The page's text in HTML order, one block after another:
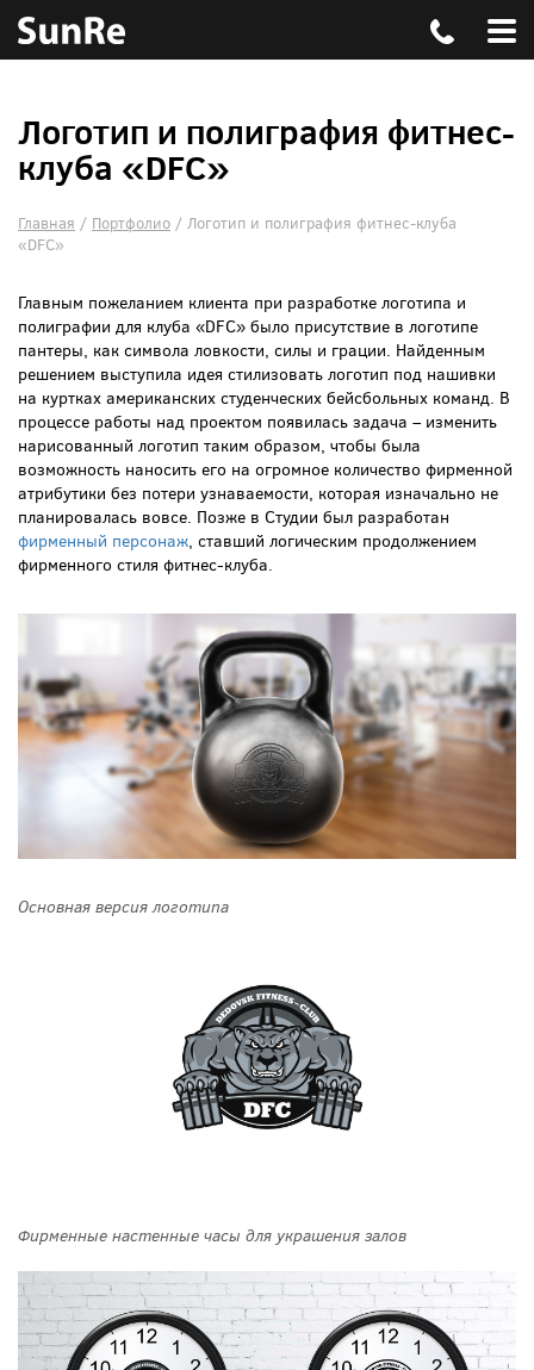
Логотип и полиграфия фитнес-
клуба «DFC»
Главная / Портфолио / Логотип и полиграфия фитнес-клуба
«DFC»
Главным пожеланием клиента при разработке логотипа и
полиграфии для клуба «DFC» было присутствие в логотипе
пантеры, как символа ловкости, силы и грации. Найденным
решением выступила идея стилизовать логотип под нашивки
на куртках американских студенческих бейсбольных команд. В
процессе работы над проектом появилась задача – изменить
нарисованный логотип таким образом, чтобы была
возможность наносить его на огромное количество фирменной
атрибутики без потери узнаваемости, которая изначально не
планировалась вовсе. Позже в Студии был разработан
фирменный персонаж, ставший логическим продолжением
фирменного стиля фитнес-клуба.
Основная версия логотипа
Фирменные настенные часы для украшения залов